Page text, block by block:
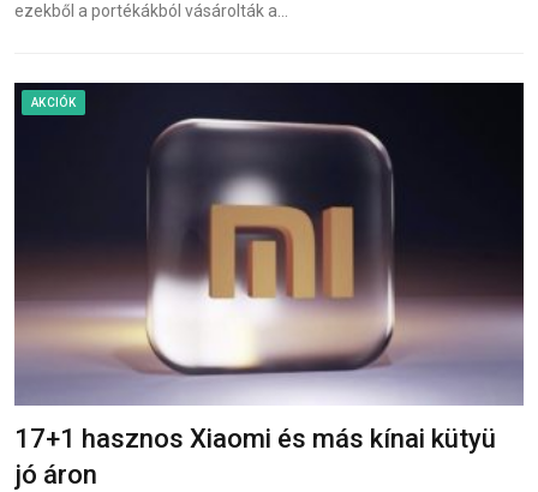
ezekből a portékákból vásárolták a…
AKCIÓK
17+1 hasznos Xiaomi és más kínai kütyü
jó áron